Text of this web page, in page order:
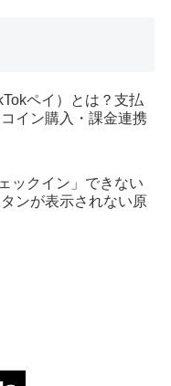
ペイ）とは？支払
イン購入・課金連携
ックイン」できない
ンが表示されない原